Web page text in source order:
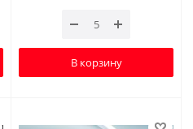
В корзину